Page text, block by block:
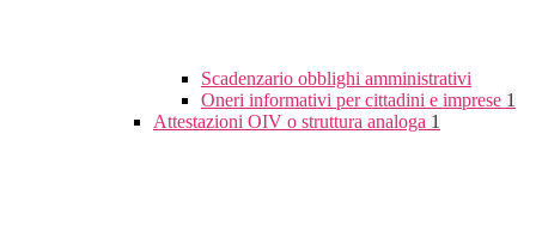
Scadenzario obblighi amministrativi
Oneri informativi per cittadini e imprese 1
Attestazioni OIV o struttura analoga 1